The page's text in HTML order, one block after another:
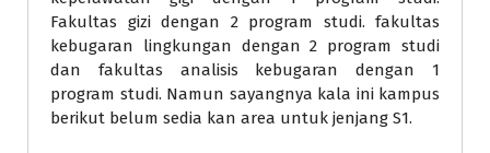
Fakultas gizi dengan 2 program studi. fakultas
kebugaran lingkungan dengan 2 program studi
dan fakultas analisis kebugaran dengan 1
program studi. Namun sayangnya kala ini kampus
berikut belum sedia kan area untuk jenjang S1.